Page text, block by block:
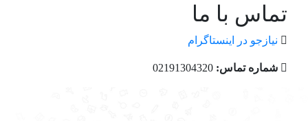
تماس با ما
نیازجو در اینستاگرام
شماره تماس: 02191304320